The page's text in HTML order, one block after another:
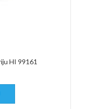
HI 99161